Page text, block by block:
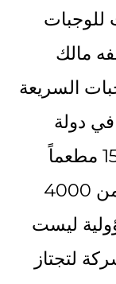
للوجبات
مالك
السريعة
في دولة
الإمارات مهام إدارة أكثر من 154 مطعماً
تابعة للشركة في الدولة وأكثر من 4000
ليست
لتجتاز